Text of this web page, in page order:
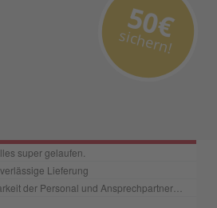
50€
sichern!